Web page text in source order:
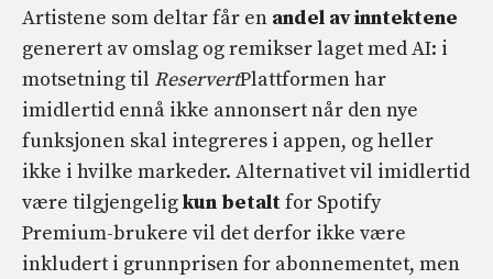
Artistene som deltar får en andel av inntektene
generert av omslag og remikser laget med AI: i
motsetning til ReservertPlattformen har
imidlertid ennå ikke annonsert når den nye
funksjonen skal integreres i appen, og heller
ikke i hvilke markeder. Alternativet vil imidlertid
være tilgjengeligkun betaltfor Spotify
Premium-brukere vil det derfor ikke være
inkludert i grunnprisen for abonnementet, men